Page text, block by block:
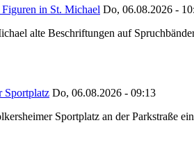
in St. Michael Do, 06.08.2026 -
alte Beschriftungen auf
Sportplatz Do, 06.08.2026 - 09:13
Sportplatz an der Parkstraße